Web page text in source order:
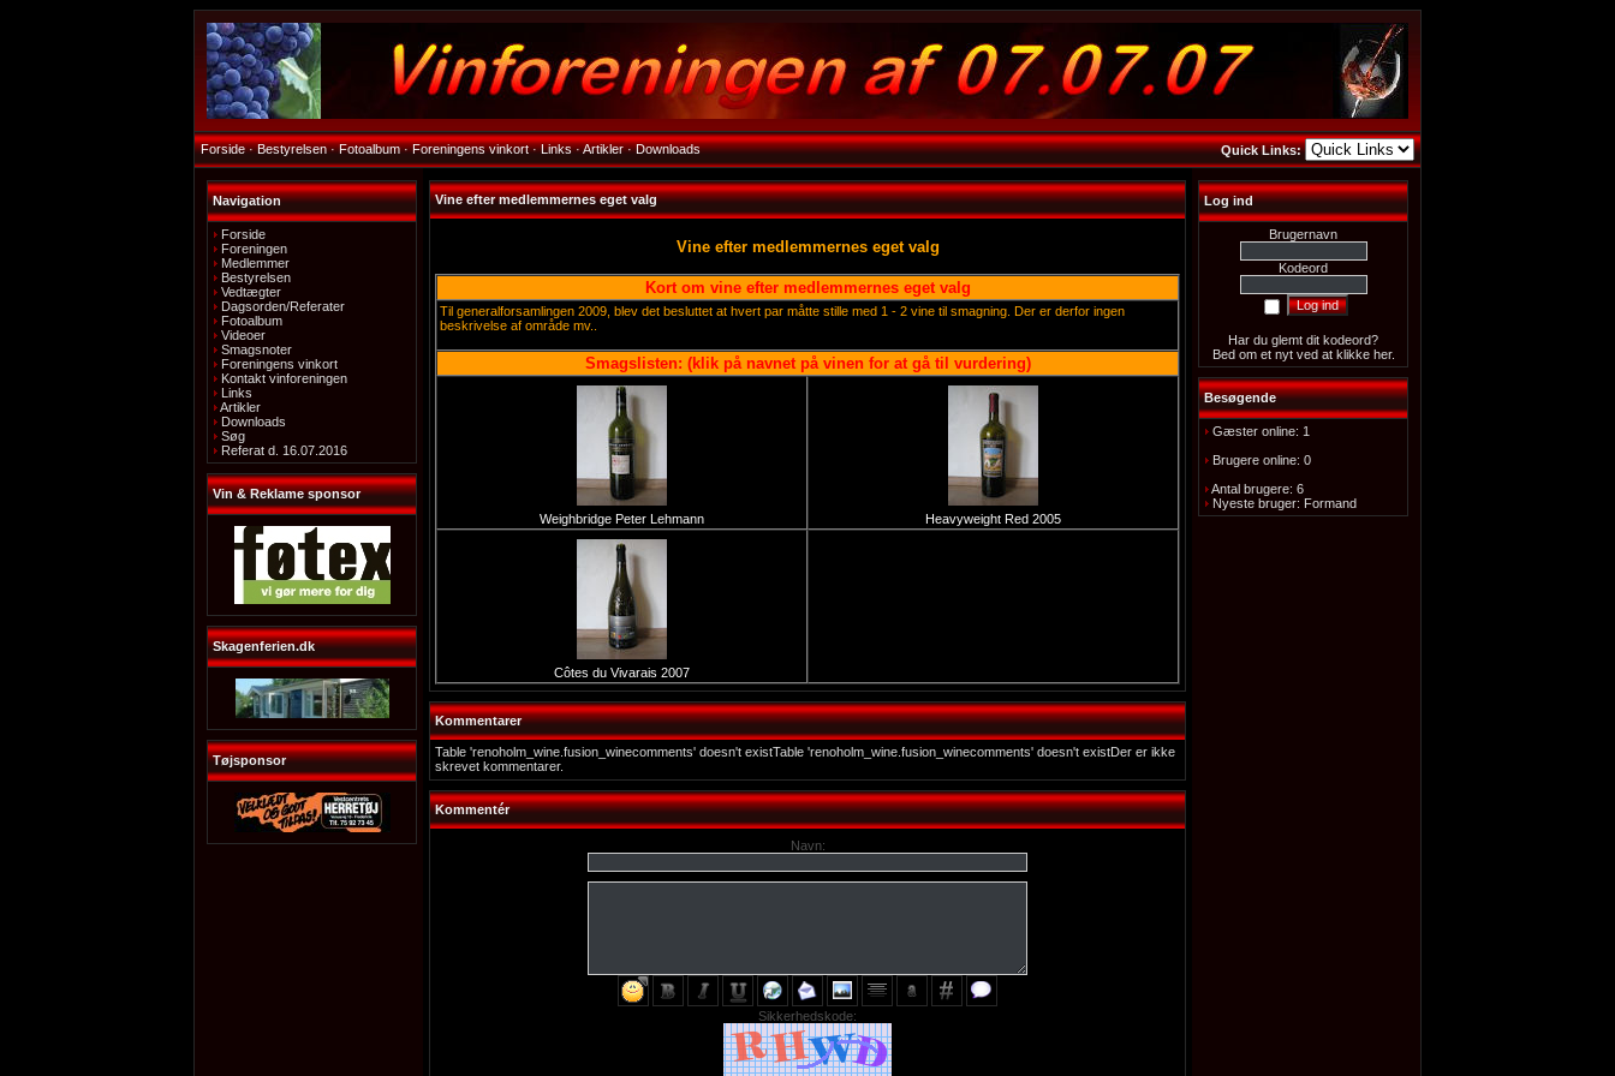
Forside · Bestyrelsen · Fotoalbum · Foreningens vinkort · Links ·Artikler · Downloads Quick Links:
Navigation
Forside
Foreningen
Medlemmer
Bestyrelsen
Vedtægter
Dagsorden/Referater
Fotoalbum
Videoer
Smagsnoter
Foreningens vinkort
Kontakt vinforeningen
Links
Artikler
Downloads
Søg
Referat d. 16.07.2016
Vin & Reklame sponsor
Skagenferien.dk
Tøjsponsor
Vine efter medlemmernes eget valg
Vine efter medlemmernes eget valg
Kort om vine efter medlemmernes eget valg
Til generalforsamlingen 2009, blev det besluttet at hvert par måtte stille med 1 - 2 vine til smagning. Der er derfor ingen
beskrivelse af område mv..
Smagslisten: (klik på navnet på vinen for at gå til vurdering)
Weighbridge Peter Lehmann Heavyweight Red 2005
Côtes du Vivarais 2007
Kommentarer
Table 'renoholm_wine.fusion_winecomments' doesn't existTable 'renoholm_wine.fusion_winecomments' doesn't existDer er ikke
skrevet kommentarer.
Kommentér
Navn:
Sikkerhedskode:
Log ind
Brugernavn
Kodeord
Har du glemt dit kodeord?
Bed om et nyt ved at klikke her.
Besøgende
Gæster online: 1
Brugere online: 0
Antal brugere: 6
Nyeste bruger: Formand